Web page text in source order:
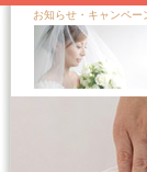
お知らせ・キャンペ